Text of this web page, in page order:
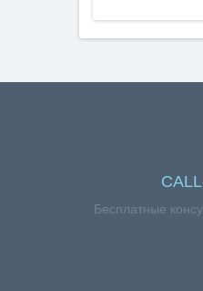
Бесплатные